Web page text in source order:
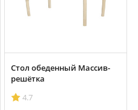
Стол обеденный Массив-
решётка
4.7